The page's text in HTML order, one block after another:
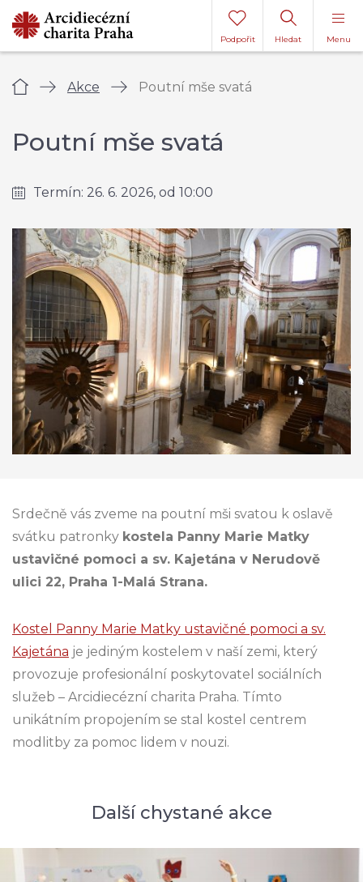
Menu
Hledat
Podpořit
Úvod Akce Poutní mše svatá
Poutní mše svatá
Termín: 26. 6. 2026, od 10:00
Srdečně vás zveme na poutní mši svatou k oslavě
svátku patronky kostela Panny Marie Matky
ustavičné pomoci a sv. Kajetána v Nerudově
ulici 22, Praha 1-Malá Strana.
Kostel Panny Marie Matky ustavičné pomoci a sv.
Kajetána je jediným kostelem v naší zemi, který
provozuje profesionální poskytovatel sociálních
služeb – Arcidiecézní charita Praha. Tímto
unikátním propojením se stal kostel centrem
modlitby za pomoc lidem v nouzi.
Další chystané akce